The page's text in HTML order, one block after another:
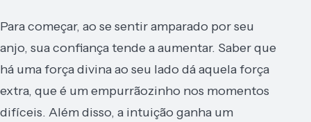
Para começar, ao se sentir amparado por seu
anjo, sua confiança tende a aumentar. Saber que
há uma força divina ao seu lado dá aquela força
extra, que é um empurrãozinho nos momentos
difíceis. Além disso, a intuição ganha um